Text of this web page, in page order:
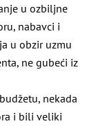
u ozbiljne
nabavci i
u obzir uzmu
ne gubeći iz
nekada
i bili veliki